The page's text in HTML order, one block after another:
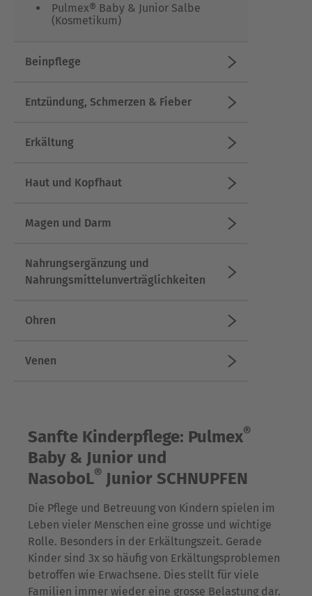
Pulmex® Baby & Junior Salbe
(Kosmetikum)
Beinpflege
Entzündung, Schmerzen & Fieber
Erkältung
Haut und Kopfhaut
Magen und Darm
Nahrungsergänzung und
Nahrungsmittelunverträglichkeiten
Ohren
Venen
Sanfte Kinderpflege: Pulmex®
Baby & Junior und
NasoboL® Junior SCHNUPFEN
Die Pflege und Betreuung von Kindern spielen im
Leben vieler Menschen eine grosse und wichtige
Rolle. Besonders in der Erkältungszeit. Gerade
Kinder sind 3x so häufig von Erkältungsproblemen
betroffen wie Erwachsene. Dies stellt für viele
Familien immer wieder eine grosse Belastung dar.